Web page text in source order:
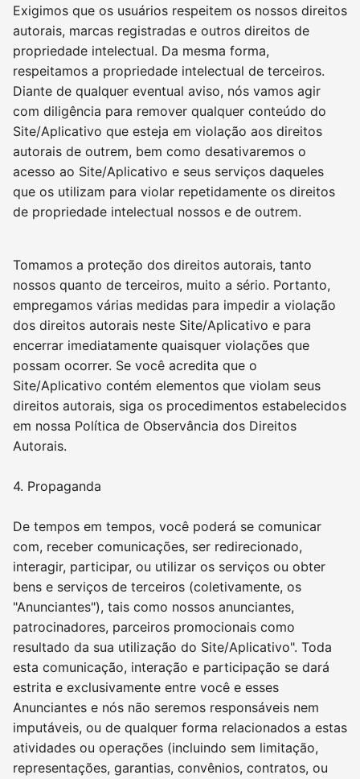
Exigimos que os usuários respeitem os nossos direitos
autorais, marcas registradas e outros direitos de
propriedade intelectual. Da mesma forma,
respeitamos a propriedade intelectual de terceiros.
Diante de qualquer eventual aviso, nós vamos agir
com diligência para remover qualquer conteúdo do
Site/Aplicativo que esteja em violação aos direitos
autorais de outrem, bem como desativaremos o
acesso ao Site/Aplicativo e seus serviços daqueles
que os utilizam para violar repetidamente os direitos
de propriedade intelectual nossos e de outrem.
Tomamos a proteção dos direitos autorais, tanto
nossos quanto de terceiros, muito a sério. Portanto,
empregamos várias medidas para impedir a violação
dos direitos autorais neste Site/Aplicativo e para
encerrar imediatamente quaisquer violações que
possam ocorrer. Se você acredita que o
Site/Aplicativo contém elementos que violam seus
direitos autorais, siga os procedimentos estabelecidos
em nossa Política de Observância dos Direitos
Autorais.
4. Propaganda
De tempos em tempos, você poderá se comunicar
com, receber comunicações, ser redirecionado,
interagir, participar, ou utilizar os serviços ou obter
bens e serviços de terceiros (coletivamente, os
"Anunciantes"), tais como nossos anunciantes,
patrocinadores, parceiros promocionais como
resultado da sua utilização do Site/Aplicativo". Toda
esta comunicação, interação e participação se dará
estrita e exclusivamente entre você e esses
Anunciantes e nós não seremos responsáveis nem
imputáveis, ou de qualquer forma relacionados a estas
atividades ou operações (incluindo sem limitação,
representações, garantias, convênios, contratos, ou